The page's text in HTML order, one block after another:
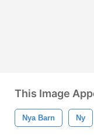
This Image
Nya Barn Ny